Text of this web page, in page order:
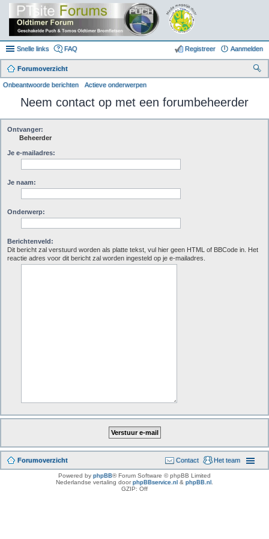
Snelle links FAQ Aanmelden
Registreer
Forumoverzicht
Onbeantwoorde berichten Actieve onderwerpen
Neem contact op met een forumbeheerder
Ontvanger:
Beheerder
Je e-mailadres:
Je naam:
Onderwerp:
Berichtenveld:
Dit bericht zal verstuurd worden als platte tekst, vul hier geen HTML of BBCode in. Het
reactie adres voor dit bericht zal worden ingesteld op je e-mailadres.
Forumoverzicht Het team
Contact
Powered by phpBB® Forum Software © phpBB Limited
Nederlandse vertaling doorphpBBservice.nl & phpBB.nl
GZIP: Off